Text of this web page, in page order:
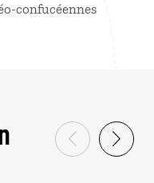
confucéennes